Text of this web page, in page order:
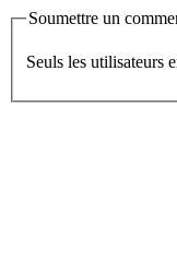
Soumettre un
Seuls les utilisateurs